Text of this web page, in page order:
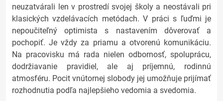
neuzatvárali len v prostredí svojej školy a neostávali pri
klasických vzdelávacích metódach. V práci s ľuďmi je
nepoučiteľný optimista s nastavením dôverovať a
pochopiť. Je vždy za priamu a otvorenú komunikáciu.
Na pracovisku má rada nielen odbornosť, spoluprácu,
dodržiavanie pravidiel, ale aj príjemnú, rodinnú
atmosféru. Pocit vnútornej slobody jej umožňuje prijímať
rozhodnutia podľa najlepšieho vedomia a svedomia.